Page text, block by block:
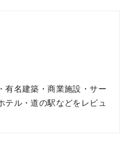
有名建築・商業施設・サー
テル・道の駅などをレビュ